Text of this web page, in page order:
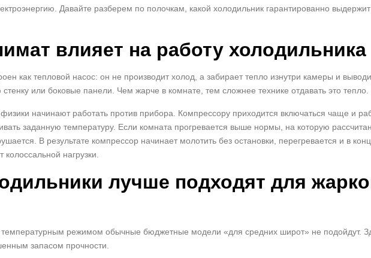
Давайте разберем по полочкам, какой холодильник гарантированно выдержит
влияет на работу холодильника
как тепловой насос: он не производит холод, а забирает тепло изнутри камеры и
или боковые панели. Чем жарче в комнате, тем сложнее технике отдавать это тепло.
начинают работать против прибора. Компрессору приходится включаться чаще и
заданную температуру. Если комната прогревается выше нормы, на которую рассчитан
В результате компрессор начинает молотить без остановки, перегревается и в
колоссальной нагрузки.
лучше подходят для
температурным режимом обычные бюджетные модели «для средних широт» не подойдут.
запасом прочности.